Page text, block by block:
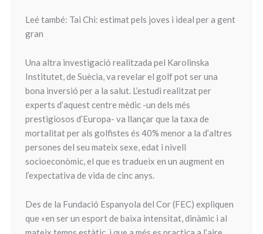
Leé també: Tai Chi: estimat pels joves i ideal per a gent
gran
Una altra investigació realitzada pel Karolinska
Institutet, de Suècia, va revelar el golf pot ser una
bona inversió per a la salut. L’estudi realitzat per
experts d’aquest centre mèdic -un dels més
prestigiosos d’Europa- va llançar que la taxa de
mortalitat per als golfistes és 40% menor a la d’altres
persones del seu mateix sexe, edat i nivell
socioeconòmic, el que es tradueix en un augment en
l’expectativa de vida de cinc anys.
Des de la Fundació Espanyola del Cor (FEC) expliquen
que «en ser un esport de baixa intensitat, dinàmic i al